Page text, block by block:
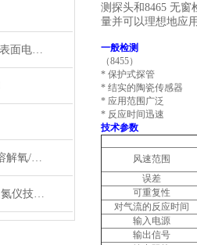
如何确保美国ACL-380表面电阻测试仪的灵敏度？
PD450便携式pH/ORP/溶解氧/温度测量仪
雷磁KDN-1自动凯氏定氮仪技术参数
测探头和8465 无
量并可以理想地应
一般检测
（8455）
* 保护式探管
* 结实的陶瓷传感器
* 应用范围广泛
* 反应时间迅速
技术参数
风速范围
误差
可重复性
对气流的反应时间
输入电源
输出信号